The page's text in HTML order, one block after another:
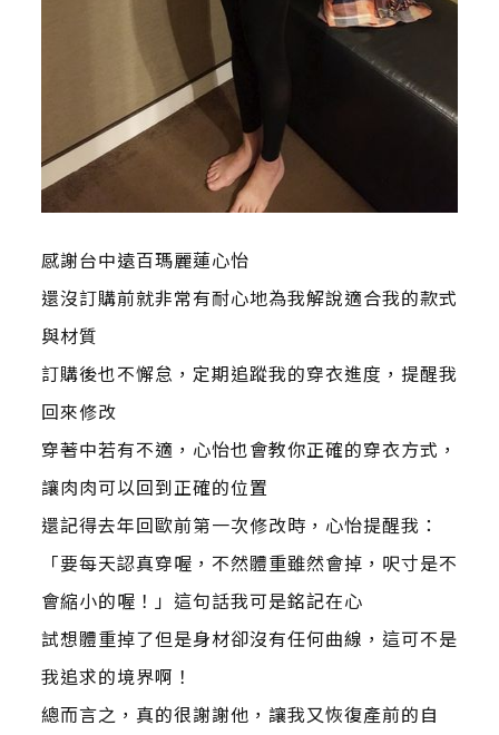
感謝台中遠百瑪麗蓮心怡
還沒訂購前就非常有耐心地為我解說適合我的款式
與材質
訂購後也不懈怠，定期追蹤我的穿衣進度，提醒我
回來修改
穿著中若有不適，心怡也會教你正確的穿衣方式，
讓肉肉可以回到正確的位置
還記得去年回歐前第一次修改時，心怡提醒我：
「要每天認真穿喔，不然體重雖然會掉，呎寸是不
會縮小的喔！」這句話我可是銘記在心
試想體重掉了但是身材卻沒有任何曲線，這可不是
我追求的境界啊！
總而言之，真的很謝謝他，讓我又恢復產前的自